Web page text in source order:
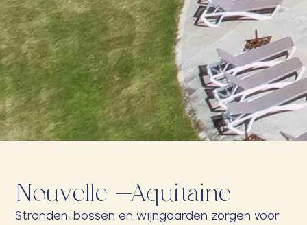
Nouvelle-Aquitaine
Stranden, bossen en wijngaarden zorgen voor